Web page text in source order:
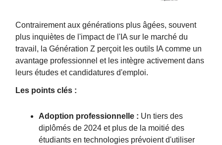
Contrairement aux générations plus âgées, souvent
plus inquiètes de l'impact de l'IA sur le marché du
travail, la Génération Z perçoit les outils IA comme un
avantage professionnel et les intègre activement dans
leurs études et candidatures d'emploi.
Les points clés :
Adoption professionnelle : Un tiers des
diplômés de 2024 et plus de la moitié des
étudiants en technologies prévoient d'utiliser